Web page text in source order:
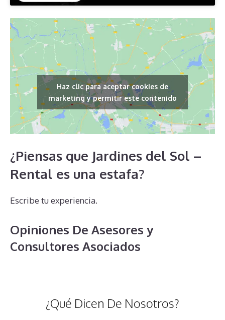
Haz clic para aceptar cookies de
marketing y permitir este contenido
¿Piensas que Jardines del Sol –
Rental es una estafa?
Escribe tu experiencia.
Opiniones De Asesores y
Consultores Asociados
¿Qué Dicen De Nosotros?